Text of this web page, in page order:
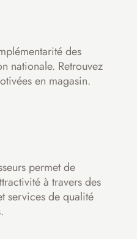
des
nationale. Retrouvez
en magasin.
permet de
à travers des
services de qualité